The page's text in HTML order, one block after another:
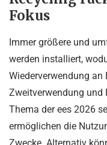
Fokus
Immer größere und
werden installiert,
Wiederverwendung an
Zweitverwendung und
Thema der ees 2026
ermöglichen die